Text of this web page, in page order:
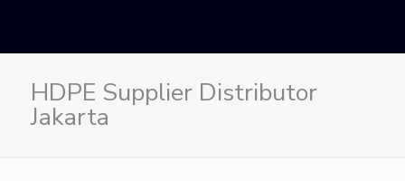
HDPE Supplier Distributor
Jakarta